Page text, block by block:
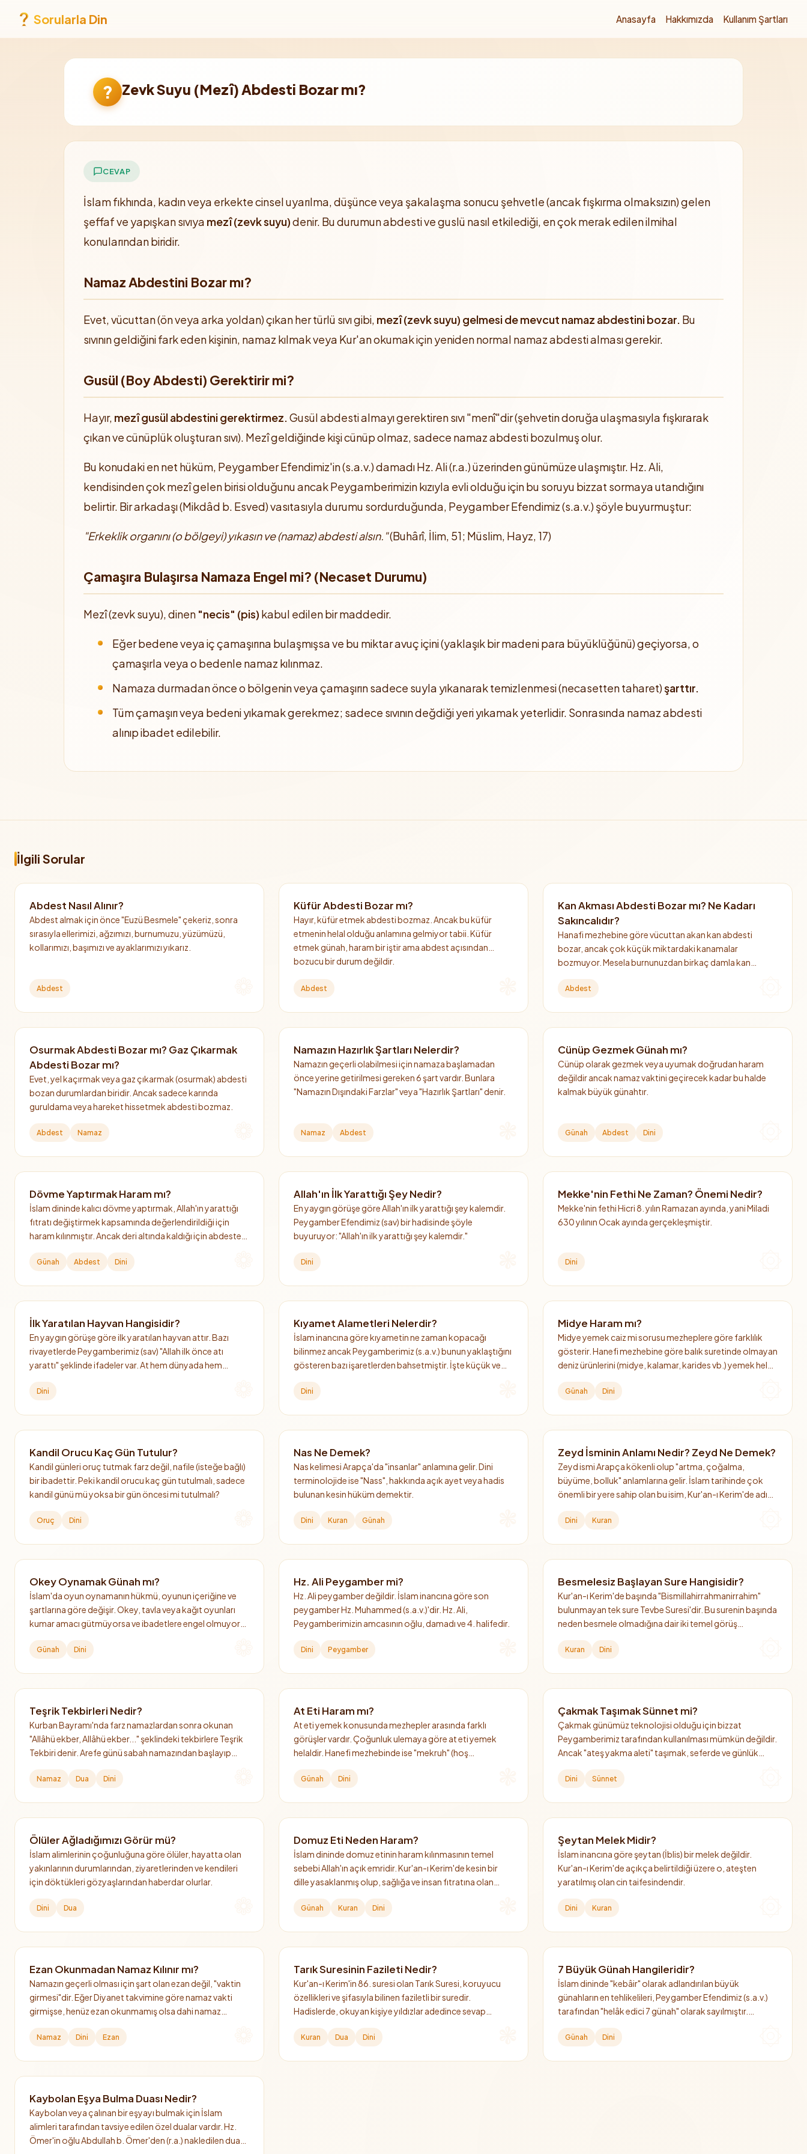
Sorularla Din Anasayfa Hakkımızda Kullanım Şartları
? Zevk Suyu (Mezî) Abdesti Bozar mı?
CEVAP
İslam fıkhında, kadın veya erkekte cinsel uyarılma, düşünce veya şakalaşma sonucu şehvetle (ancak fışkırma olmaksızın) gelen
şeffaf ve yapışkan sıvıya mezî (zevk suyu)denir. Bu durumun abdesti ve guslü nasıl etkilediği, en çok merak edilen ilmihal
konularından biridir.
Namaz Abdestini Bozar mı?
Evet, vücuttan (ön veya arka yoldan) çıkan her türlü sıvı gibi, mezî (zevk suyu) gelmesi de mevcut namaz abdestini bozar. Bu
sıvının geldiğini fark eden kişinin, namaz kılmak veya Kur'an okumak için yeniden normal namaz abdesti alması gerekir.
Gusül (Boy Abdesti) Gerektirir mi?
Hayır, mezî gusül abdestini gerektirmez.Gusül abdesti almayı gerektiren sıvı "menî"dir (şehvetin doruğa ulaşmasıyla fışkırarak
çıkan ve cünüplük oluşturan sıvı). Mezî geldiğinde kişi cünüp olmaz, sadece namaz abdesti bozulmuş olur.
Bu konudaki en net hüküm, Peygamber Efendimiz'in (s.a.v.) damadı Hz. Ali (r.a.) üzerinden günümüze ulaşmıştır. Hz. Ali,
kendisinden çok mezî gelen birisi olduğunu ancak Peygamberimizin kızıyla evli olduğu için bu soruyu bizzat sormaya utandığını
belirtir. Bir arkadaşı (Mikdâd b. Esved) vasıtasıyla durumu sordurduğunda, Peygamber Efendimiz (s.a.v.) şöyle buyurmuştur:
"Erkeklik organını (o bölgeyi) yıkasın ve (namaz) abdesti alsın."(Buhârî, İlim, 51; Müslim, Hayz, 17)
Çamaşıra Bulaşırsa Namaza Engel mi? (Necaset Durumu)
Mezî (zevk suyu), dinen "necis" (pis) kabul edilen bir maddedir.
Eğer bedene veya iç çamaşırına bulaşmışsa ve bu miktar avuç içini (yaklaşık bir madeni para büyüklüğünü) geçiyorsa, o
çamaşırla veya o bedenle namaz kılınmaz.
Namaza durmadan önce o bölgenin veya çamaşırın sadece suyla yıkanarak temizlenmesi (necasetten taharet)şarttır.
Tüm çamaşırı veya bedeni yıkamak gerekmez; sadece sıvının değdiği yeri yıkamak yeterlidir. Sonrasında namaz abdesti
alınıp ibadet edilebilir.
İlgili Sorular
Abdest Nasıl Alınır?
Abdest almak için önce "Euzü Besmele" çekeriz, sonra
sırasıyla ellerimizi, ağzımızı, burnumuzu, yüzümüzü,
kollarımızı, başımızı ve ayaklarımızı yıkarız.
Abdest
Küfür Abdesti Bozar mı?
Hayır, küfür etmek abdesti bozmaz. Ancak bu küfür
etmenin helal olduğu anlamına gelmiyor tabii. Küfür
etmek günah, haram bir iştir ama abdest açısından
bozucu bir durum değildir.
Abdest
Kan Akması Abdesti Bozar mı? Ne Kadarı
Sakıncalıdır?
Hanafi mezhebine göre vücuttan akan kan abdesti
bozar, ancak çok küçük miktardaki kanamalar
bozmuyor. Mesela burnunuzdan birkaç damla kan
Abdest
Osurmak Abdesti Bozar mı? Gaz Çıkarmak
Abdesti Bozar mı?
Evet, yel kaçırmak veya gaz çıkarmak (osurmak) abdesti
bozan durumlardan biridir. Ancak sadece karında
guruldama veya hareket hissetmek abdesti bozmaz.
Abdest Namaz
Namazın Hazırlık Şartları Nelerdir?
Namazın geçerli olabilmesi için namaza başlamadan
önce yerine getirilmesi gereken 6 şart vardır. Bunlara
"Namazın Dışındaki Farzlar" veya "Hazırlık Şartları" denir.
Namaz Abdest
Cünüp Gezmek Günah mı?
Cünüp olarak gezmek veya uyumak doğrudan haram
değildir ancak namaz vaktini geçirecek kadar bu halde
kalmak büyük günahtır.
Günah Abdest Dini
Dövme Yaptırmak Haram mı?
İslam dininde kalıcı dövme yaptırmak, Allah'ın yarattığı
fıtratı değiştirmek kapsamında değerlendirildiği için
haram kılınmıştır. Ancak deri altında kaldığı için abdeste
Günah Abdest Dini
Allah'ın İlk Yarattığı Şey Nedir?
En yaygın görüşe göre Allah'ın ilk yarattığı şey kalemdir.
Peygamber Efendimiz (sav) bir hadisinde şöyle
buyuruyor: "Allah'ın ilk yarattığı şey kalemdir."
Dini
Mekke'nin Fethi Ne Zaman? Önemi Nedir?
Mekke'nin fethi Hicri 8. yılın Ramazan ayında, yani Miladi
630 yılının Ocak ayında gerçekleşmiştir.
Dini
İlk Yaratılan Hayvan Hangisidir?
En yaygın görüşe göre ilk yaratılan hayvan attır. Bazı
rivayetlerde Peygamberimiz (sav) "Allah ilk önce atı
yarattı" şeklinde ifadeler var. At hem dünyada hem
Dini
Kıyamet Alametleri Nelerdir?
İslam inancına göre kıyametin ne zaman kopacağı
bilinmez ancak Peygamberimiz (s.a.v.) bunun yaklaştığını
gösteren bazı işaretlerden bahsetmiştir. İşte küçük ve
Dini
Midye Haram mı?
Midye yemek caiz mi sorusu mezheplere göre farklılık
gösterir. Hanefi mezhebine göre balık suretinde olmayan
deniz ürünlerini (midye, kalamar, karides vb.) yemek helal
Günah Dini
Kandil Orucu Kaç Gün Tutulur?
Kandil günleri oruç tutmak farz değil, nafile (isteğe bağlı)
bir ibadettir. Peki kandil orucu kaç gün tutulmalı, sadece
kandil günü mü yoksa bir gün öncesi mi tutulmalı?
Oruç Dini
Nas Ne Demek?
Nas kelimesi Arapça'da "insanlar" anlamına gelir. Dini
terminolojide ise "Nass", hakkında açık ayet veya hadis
bulunan kesin hüküm demektir.
Dini Kuran Günah
Zeyd İsminin Anlamı Nedir? Zeyd Ne Demek?
Zeyd ismi Arapça kökenli olup "artma, çoğalma,
büyüme, bolluk" anlamlarına gelir. İslam tarihinde çok
önemli bir yere sahip olan bu isim, Kur'an-ı Kerim'de adı
Dini Kuran
Okey Oynamak Günah mı?
İslam'da oyun oynamanın hükmü, oyunun içeriğine ve
şartlarına göre değişir. Okey, tavla veya kağıt oyunları
kumar amacı gütmüyorsa ve ibadetlere engel olmuyorsa
Günah Dini
Hz. Ali Peygamber mi?
Hz. Ali peygamber değildir. İslam inancına göre son
peygamber Hz. Muhammed (s.a.v.)'dir. Hz. Ali,
Peygamberimizin amcasının oğlu, damadı ve 4. halifedir.
Dini Peygamber
Besmelesiz Başlayan Sure Hangisidir?
Kur'an-ı Kerim'de başında "Bismillahirrahmanirrahim"
bulunmayan tek sure Tevbe Suresi'dir. Bu surenin başında
neden besmele olmadığına dair iki temel görüş
Kuran Dini
Teşrik Tekbirleri Nedir?
Kurban Bayramı'nda farz namazlardan sonra okunan
"Allâhü ekber, Allâhü ekber..." şeklindeki tekbirlere Teşrik
Tekbiri denir. Arefe günü sabah namazından başlayıp
Namaz Dua Dini
At Eti Haram mı?
At eti yemek konusunda mezhepler arasında farklı
görüşler vardır. Çoğunluk ulemaya göre at eti yemek
helaldir. Hanefi mezhebinde ise "mekruh" (hoş
Günah Dini
Çakmak Taşımak Sünnet mi?
Çakmak günümüz teknolojisi olduğu için bizzat
Peygamberimiz tarafından kullanılması mümkün değildir.
Ancak "ateş yakma aleti" taşımak, seferde ve günlük
adet (müstehap) olarak kabul edilmiştir.
Dini Sünnet
Ölüler Ağladığımızı Görür mü?
İslam alimlerinin çoğunluğuna göre ölüler, hayatta olan
yakınlarının durumlarından, ziyaretlerinden ve kendileri
için döktükleri gözyaşlarından haberdar olurlar.
Dini Dua
Domuz Eti Neden Haram?
İslam dininde domuz etinin haram kılınmasının temel
sebebi Allah'ın açık emridir. Kur'an-ı Kerim'de kesin bir
dille yasaklanmış olup, sağlığa ve insan fıtratına olan
Günah Kuran Dini
Şeytan Melek Midir?
İslam inancına göre şeytan (İblis) bir melek değildir.
Kur'an-ı Kerim'de açıkça belirtildiği üzere o, ateşten
yaratılmış olan cin taifesindendir.
Dini Kuran
Ezan Okunmadan Namaz Kılınır mı?
Namazın geçerli olması için şart olan ezan değil, "vaktin
girmesi"dir. Eğer Diyanet takvimine göre namaz vakti
girmişse, henüz ezan okunmamış olsa dahi namaz
Namaz Dini Ezan
Tarık Suresinin Fazileti Nedir?
Kur'an-ı Kerim'in 86. suresi olan Tarık Suresi, koruyucu
özellikleri ve şifasıyla bilinen faziletli bir suredir.
Hadislerde, okuyan kişiye yıldızlar adedince sevap
Kuran Dua Dini
7 Büyük Günah Hangileridir?
İslam dininde "kebâir" olarak adlandırılan büyük
günahların en tehlikelileri, Peygamber Efendimiz (s.a.v.)
tarafından "helâk edici 7 günah" olarak sayılmıştır.
Günah Dini
Kaybolan Eşya Bulma Duası Nedir?
Kaybolan veya çalınan bir eşyayı bulmak için İslam
alimleri tarafından tavsiye edilen özel dualar vardır. Hz.
Ömer'in oğlu Abdullah b. Ömer'den (r.a.) nakledilen dua